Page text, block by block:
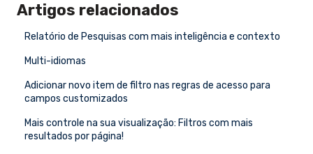
Artigos relacionados
Relatório de Pesquisas com mais inteligência e contexto
Multi-idiomas
Adicionar novo item de filtro nas regras de acesso para
campos customizados
Mais controle na sua visualização: Filtros com mais
resultados por página!